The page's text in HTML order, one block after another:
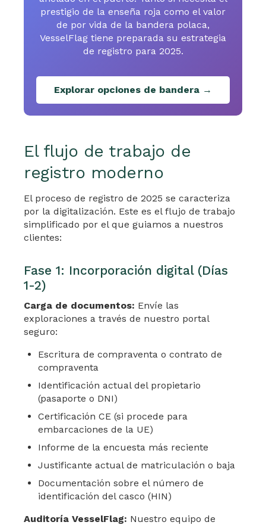
prestigio de la enseña roja como el valor
de por vida de la bandera polaca,
VesselFlag tiene preparada su estrategia
de registro para 2025.
Explorar opciones de bandera →
El flujo de trabajo de
registro moderno
El proceso de registro de 2025 se caracteriza
por la digitalización. Este es el flujo de trabajo
simplificado por el que guiamos a nuestros
clientes:
Fase 1: Incorporación digital (Días
1-2)
Carga de documentos: Envíe las
exploraciones a través de nuestro portal
seguro:
Escritura de compraventa o contrato de
compraventa
Identificación actual del propietario
(pasaporte o DNI)
Certificación CE (si procede para
embarcaciones de la UE)
Informe de la encuesta más reciente
Justificante actual de matriculación o baja
Documentación sobre el número de
identificación del casco (HIN)
Auditoría VesselFlag: Nuestro equipo de